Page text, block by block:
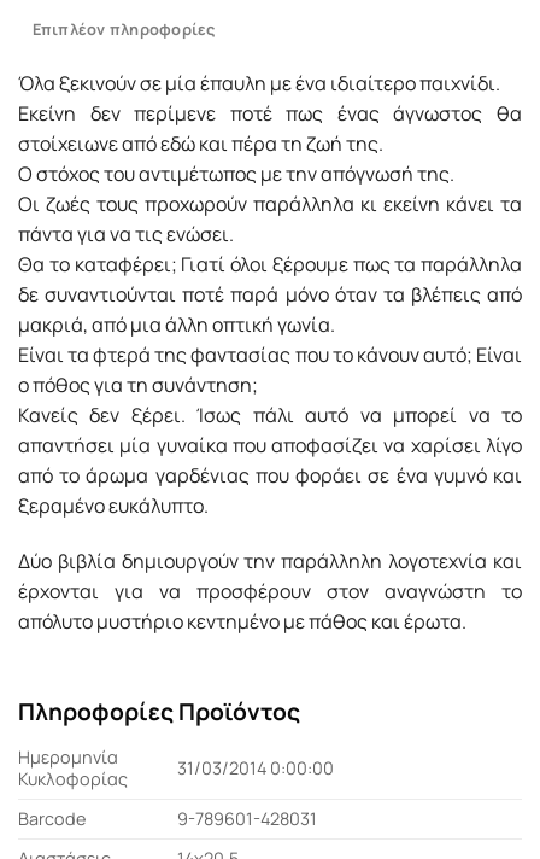
Επιπλέον πληροφορίες
Όλα ξεκινούν σε μία έπαυλη με ένα ιδιαίτερο παιχνίδι.
Εκείνη δεν περίμενε ποτέ πως ένας άγνωστος θα
στοίχειωνε από εδώ και πέρα τη ζωή της.
Ο στόχος του αντιμέτωπος με την απόγνωσή της.
Οι ζωές τους προχωρούν παράλληλα κι εκείνη κάνει τα
πάντα για να τις ενώσει.
Θα το καταφέρει; Γιατί όλοι ξέρουμε πως τα παράλληλα
δε συναντιούνται ποτέ παρά μόνο όταν τα βλέπεις από
μακριά, από μια άλλη οπτική γωνία.
Είναι τα φτερά της φαντασίας που το κάνουν αυτό; Είναι
ο πόθος για τη συνάντηση;
Κανείς δεν ξέρει. Ίσως πάλι αυτό να μπορεί να το
απαντήσει μία γυναίκα που αποφασίζει να χαρίσει λίγο
από το άρωμα γαρδένιας που φοράει σε ένα γυμνό και
ξεραμένο ευκάλυπτο.
Δύο βιβλία δημιουργούν την παράλληλη λογοτεχνία και
έρχονται για να προσφέρουν στον αναγνώστη το
απόλυτο μυστήριο κεντημένο με πάθος και έρωτα.
Πληροφορίες Προϊόντος
Ημερομηνία
Κυκλοφορίας
31/03/2014 0:00:00
Barcode
9-789601-428031